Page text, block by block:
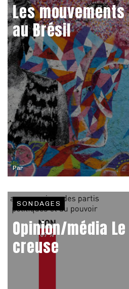
Par
Les
au Brésil
SONDAGES
Opinion/média
creuse